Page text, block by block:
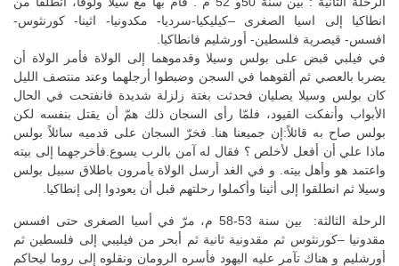
انطاكيا إلى اسيا الصغرى –كيليكيا-سرديا- مكدونيا- اثينا- كورنثوس-
افسس- قيصرية فلسطين- أورشليم فانطاكيا.
في فيلبي قبض على بولس وسيلا وقدموهما إلى الولاة فأمر الولاة أن
يضربا بالعصي ثم ألقوهما في السجن وضبطوا أرجلهما وعند منتصف الليل
كان بولس وسيلا يصليان فحدثت بغتة زلزلة شديدة فانفتحت في الحال
الأبواب وأنفكت القيود، فلمّا رأى السجان ذلك همّ أن يقتل بنفسه لكن
بولس صاح به قائلاً:إن جميعنا هنا. فخرّ السجان على قدميه سائلاً بولس
ماذا علي أن أفعل لأخلص ؟ فقال له آمن بالرب يسوع.فأخرجهما إلى بيته
واعتمد هو وأهل بيته. و في الغد أرسل الولاة يأمرون باطلاق سبيل بولس
وسيلا ثم انطلقوا إلى أثينا وأكملوا رحلتهم قبل أن يعودوا إلى إنطاكيا.
الرحلة الثالثة: بين سنة 53-58 م، مرّ في أسيا الصغرى حتى افسس
مقدونيا –كورنثوس ثم مقدونية ثانية ثم أبحر من فيليبي إلى فلسطين ثم
أورشليم و هناك تآمر عليه اليهود فأسره الرومان ونقلوه إلى روما ليحاكم